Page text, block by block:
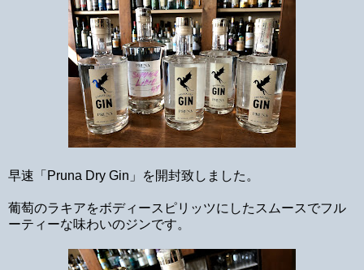
早速「Pruna Dry Gin」を開封致しました。
葡萄のラキアをボディースピリッツにしたスムースでフル
ーティーな味わいのジンです。